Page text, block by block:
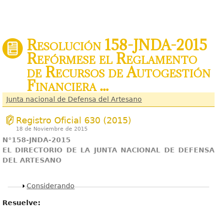
Resolución 158-JNDA-2015
Refórmese el Reglamento
de Recursos de Autogestión
Financiera ...
Junta nacional de Defensa del Artesano
Registro Oficial 630 (2015)
18 de Noviembre de 2015
N°158-JNDA-2015
EL DIRECTORIO DE LA JUNTA NACIONAL DE DEFENSA
DEL ARTESANO
Mostrar
Considerando
Resuelve: